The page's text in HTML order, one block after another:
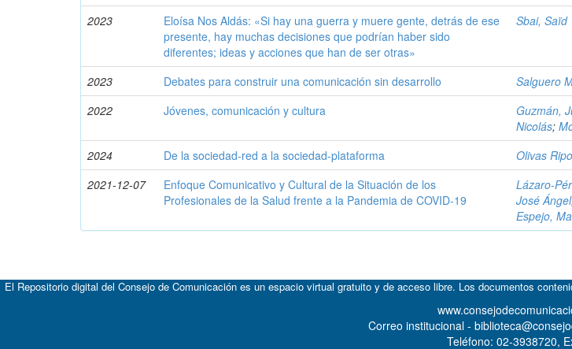
2023
Eloísa Nos Aldás: «Si hay una guerra y muere gente, detrás de ese
presente, hay muchas decisiones que podrían haber sido
diferentes; ideas y acciones que han de ser otras»
Sbai, Saïd
2023 Debates para construir una comunicación sin desarrollo
Salguero
2022
Jóvenes, comunicación y cultura Guzmán,
Nicolás;
2024
De la sociedad-red a la sociedad-plataforma
Olivas
2021-12-07
Enfoque Comunicativo y Cultural de la Situación de los
Profesionales de la Salud frente a la Pandemia de COVID-19
Lázaro-
José Ángel
Espejo,
El Repositorio digital del Consejo de Comunicación es un espacio virtual gratuito y de acceso libre. Los documentos
Correo institucional -
Teléfono: 02-3938720,